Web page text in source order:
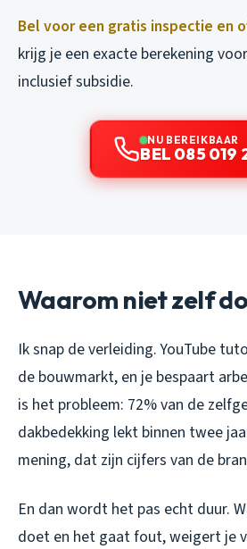
Bel voor een gratis inspectie en
krijg je een exacte berekening
inclusief subsidie.
NU BEREIKBAAR
BEL 085 019
Waarom niet zelf
Ik snap de verleiding. YouTube
de bouwmarkt, en je bespaart
is het probleem: 72% van de
dakbedekking lekt binnen twee
mening, dat zijn cijfers van de
En dan wordt het pas echt duur.
doet en het gaat fout, weigert je